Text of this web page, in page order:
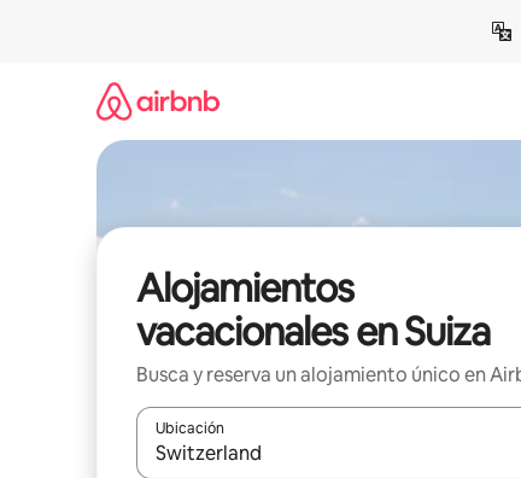
Alojamientos
vacacionales en Suiza
Busca y reserva un alojamiento único en
Ubicación
Cuando los resultados estén disponibles,